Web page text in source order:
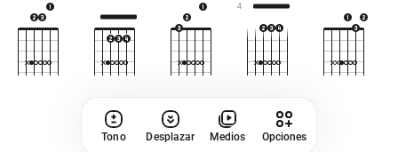
4
Tono Desplazar Medios Opciones